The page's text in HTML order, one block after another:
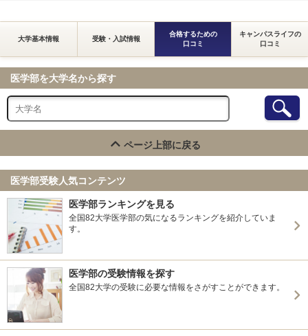
大学基本情報 受験・入試情報
合格するための
口コミ
キャンパスライフの
口コミ
医学部を大学名から探す
ページ上部に戻る
医学部受験人気コンテンツ
医学部ランキングを見る
全国82大学医学部の気になるランキングを紹介していま
す。
医学部の受験情報を探す
全国82大学の受験に必要な情報をさがすことができます。